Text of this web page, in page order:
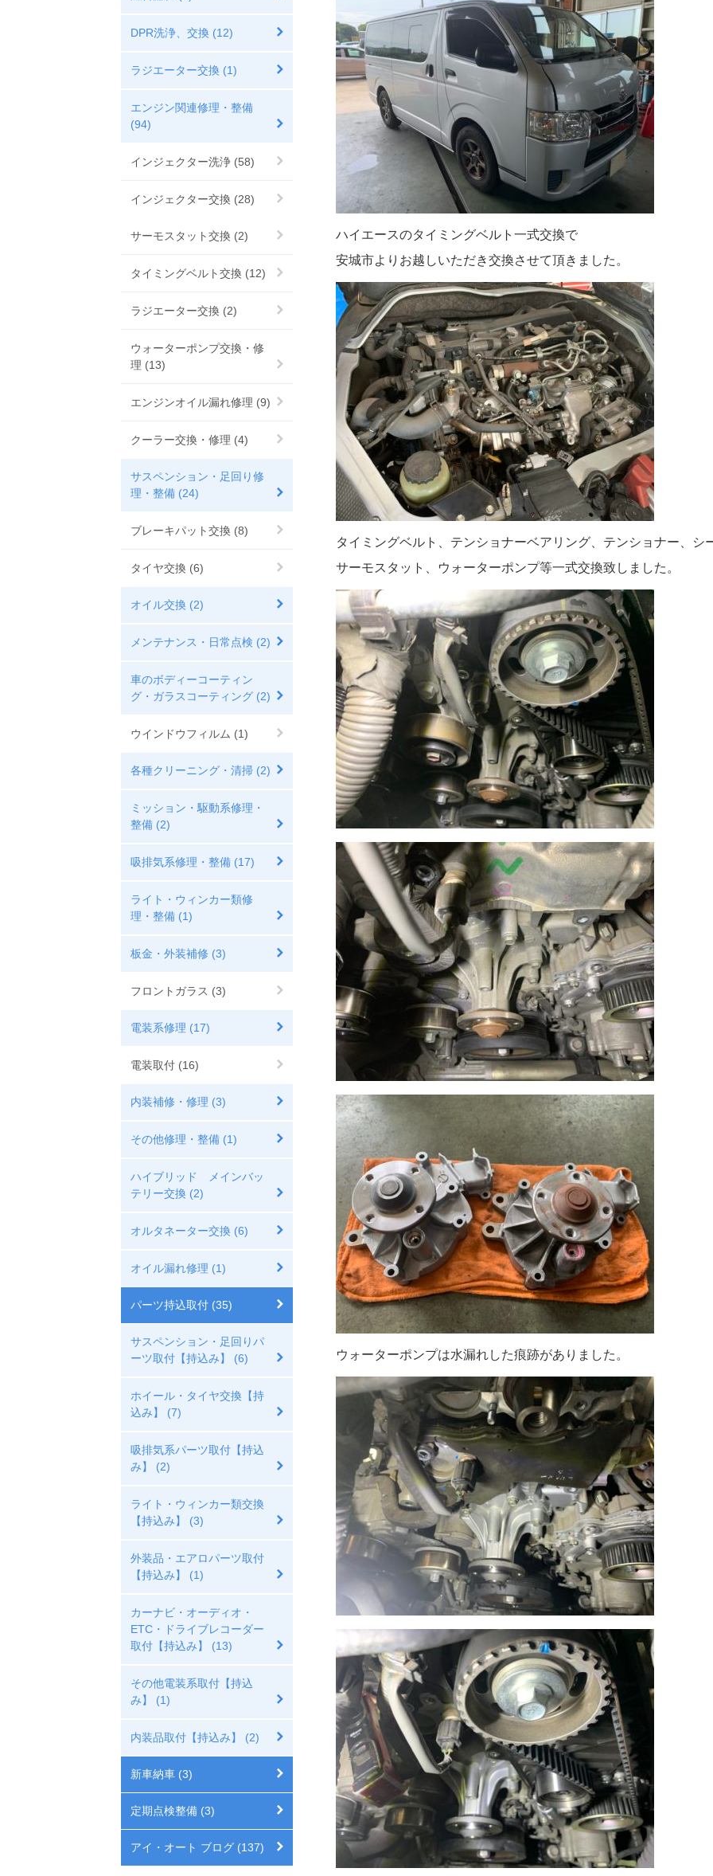
ハイエースのタイミングベルト一式交換で
安城市よりお越しいただき交換させて頂きました。
タイミングベルト、テンショナーベアリング、テンショナー、シ
サーモスタット、ウォーターポンプ等一式交換致しました。
ウォーターポンプは水漏れした痕跡がありました。
DPR洗浄、交換 (12)
ラジエーター交換 (1)
エンジン関連修理・整備
(94)
インジェクター洗浄 (58)
インジェクター交換 (28)
サーモスタット交換 (2)
タイミングベルト交換 (12)
ラジエーター交換 (2)
ウォーターポンプ交換・修
理 (13)
エンジンオイル漏れ修理 (9)
クーラー交換・修理 (4)
サスペンション・足回り修
理・整備 (24)
ブレーキパット交換 (8)
タイヤ交換 (6)
オイル交換 (2)
メンテナンス・日常点検 (2)
車のボディーコーティン
グ・ガラスコーティング (2)
ウインドウフィルム (1)
各種クリーニング・清掃 (2)
ミッション・駆動系修理・
整備 (2)
吸排気系修理・整備 (17)
ライト・ウィンカー類修
理・整備 (1)
板金・外装補修 (3)
フロントガラス (3)
電装系修理 (17)
電装取付 (16)
内装補修・修理 (3)
その他修理・整備 (1)
ハイブリッド メインバッ
テリー交換 (2)
オルタネーター交換 (6)
オイル漏れ修理 (1)
パーツ持込取付 (35)
サスペンション・足回りパ
ーツ取付【持込み】 (6)
ホイール・タイヤ交換【持
込み】 (7)
吸排気系パーツ取付【持込
み】 (2)
ライト・ウィンカー類交換
【持込み】 (3)
外装品・エアロパーツ取付
【持込み】 (1)
カーナビ・オーディオ・
ETC・ドライブレコーダー
取付【持込み】 (13)
その他電装系取付【持込
み】 (1)
内装品取付【持込み】 (2)
新車納車 (3)
定期点検整備 (3)
アイ・オート ブログ (137)